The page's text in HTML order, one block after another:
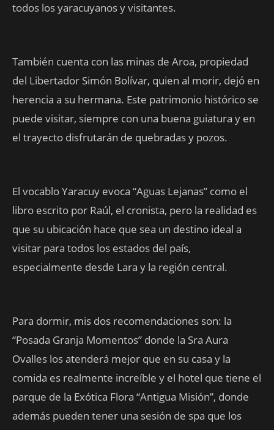
todos los yaracuyanos y visitantes.
También cuenta con las minas de Aroa, propiedad
del Libertador Simón Bolívar, quien al morir, dejó en
herencia a su hermana. Este patrimonio histórico se
puede visitar, siempre con una buena guiatura y en
el trayecto disfrutarán de quebradas y pozos.
El vocablo Yaracuy evoca “Aguas Lejanas” como el
libro escrito por Raúl, el cronista, pero la realidad es
que su ubicación hace que sea un destino ideal a
visitar para todos los estados del país,
especialmente desde Lara y la región central.
Para dormir, mis dos recomendaciones son: la
“Posada Granja Momentos” donde la Sra Aura
Ovalles los atenderá mejor que en su casa y la
comida es realmente increíble y el hotel que tiene el
parque de la Exótica Flora “Antigua Misión”, donde
además pueden tener una sesión de spa que los